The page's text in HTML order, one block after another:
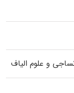
و علوم الیاف